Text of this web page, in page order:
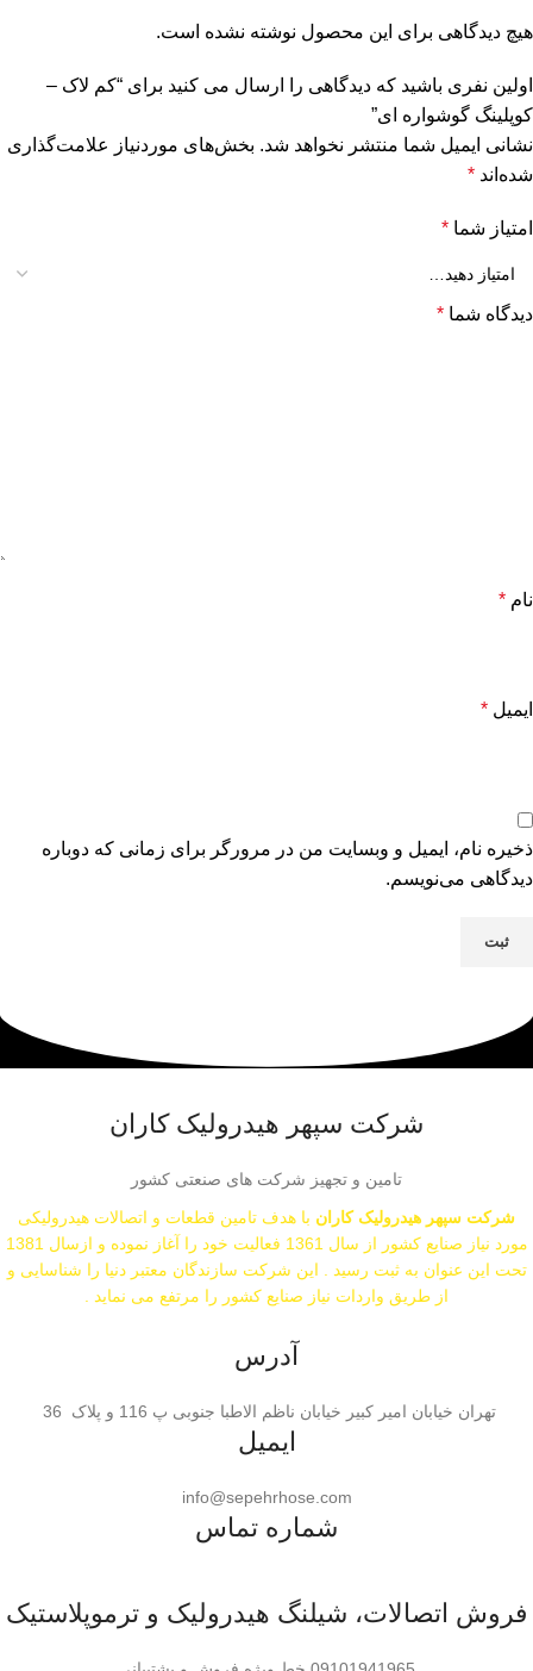
هیچ دیدگاهی برای این محصول نوشته نشده است.
اولین نفری باشید که دیدگاهی را ارسال می کنید برای “کم لاک –
کوپلینگ گوشواره ای”
نشانی ایمیل شما منتشر نخواهد شد. بخش‌های موردنیاز علامت‌گذاری
شده‌اند *
امتیاز شما *
دیدگاه شما *
نام *
ایمیل *
ذخیره نام، ایمیل و وبسایت من در مرورگر برای زمانی که دوباره
دیدگاهی می‌نویسم.
شرکت سپهر هیدرولیک کاران
تامین و تجهیز شرکت های صنعتی کشور
شرکت سپهر هیدرولیک کاران با هدف تامین قطعات و اتصالات هیدرولیکی
مورد نیاز صنایع کشور از سال 1361 فعالیت خود را آغاز نموده و ازسال 1381
تحت این عنوان به ثبت رسید . این شرکت سازندگان معتبر دنیا را شناسایی و
از طریق واردات نیاز صنایع کشور را مرتفع می نماید .
آدرس
تهران خیابان امیر کبیر خیابان ناظم الاطبا جنوبی پ 116 و پلاک 36
ایمیل
info@sepehrhose.com
شماره تماس
فروش اتصالات، شیلنگ هیدرولیک و ترموپلاستیک